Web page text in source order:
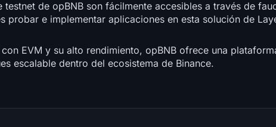
testnet de opBNB son fácilmente accesibles a través de
probar e implementar aplicaciones en esta solución de
EVM y su alto rendimiento, opBNB ofrece una
escalable dentro del ecosistema de Binance.